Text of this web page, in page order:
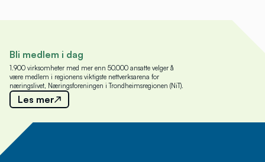
Bli medlem i dag
1.900 virksomheter med mer enn 50.000 ansatte velger å
være medlem i regionens viktigste nettverksarena for
næringslivet, Næringsforeningen i Trondheimsregionen (NiT).
Les mer